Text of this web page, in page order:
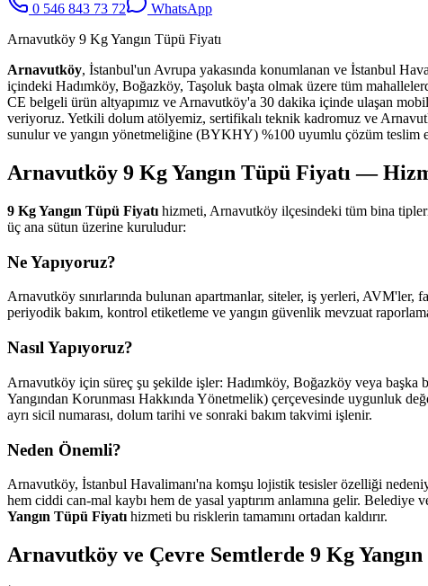
0 546 843 73 72
WhatsApp
Arnavutköy 9 Kg Yangın Tüpü Fiyatı
Arnavutköy, İstanbul'un Avrupa yakasında konumlanan ve İstanbul
içindeki Hadımköy, Boğazköy, Taşoluk başta olmak üzere tüm
CE belgeli ürün altyapımız ve Arnavutköy'a 30 dakika içinde ulaşan
veriyoruz. Yetkili dolum atölyemiz, sertifikalı teknik kadromuz ve
sunulur ve yangın yönetmeliğine (BYKHY) %100 uyumlu çözüm teslim
Arnavutköy 9 Kg Yangın Tüpü Fiyatı —
9 Kg Yangın Tüpü Fiyatı hizmeti, Arnavutköy ilçesindeki tüm bina
üç ana sütun üzerine kuruludur:
Ne Yapıyoruz?
Arnavutköy sınırlarında bulunan apartmanlar, siteler, iş yerleri, AVM'ler,
periyodik bakım, kontrol etiketleme ve yangın güvenlik mevzuat
Nasıl Yapıyoruz?
Arnavutköy için süreç şu şekilde işler: Hadımköy, Boğazköy veya başka
Yangından Korunması Hakkında Yönetmelik) çerçevesinde uygunluk
ayrı sicil numarası, dolum tarihi ve sonraki bakım takvimi işlenir.
Neden Önemli?
Arnavutköy, İstanbul Havalimanı'na komşu lojistik tesisler özelliği
hem ciddi can-mal kaybı hem de yasal yaptırım anlamına gelir.
Yangın Tüpü Fiyatı hizmeti bu risklerin tamamını ortadan kaldırır.
Arnavutköy ve Çevre Semtlerde 9 Kg